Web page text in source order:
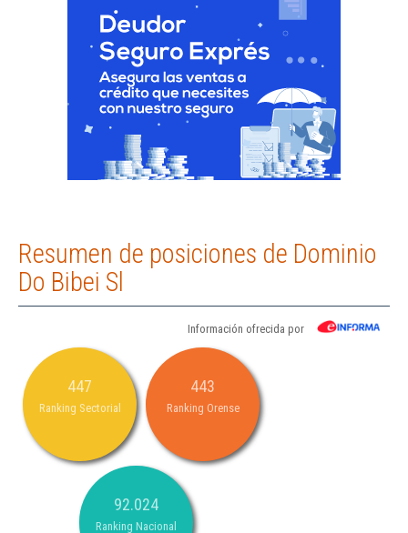
Resumen de posiciones de Dominio
Do Bibei Sl
Información ofrecida por
447
Ranking Sectorial
443
Ranking Orense
92.024
Ranking Nacional